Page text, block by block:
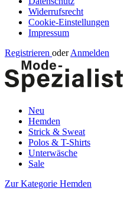
Widerrufsrecht
Cookie-Einstellungen
Impressum
Registrieren oder Anmelden
Neu
Hemden
Strick & Sweat
Polos & T-Shirts
Unterwäsche
Sale
Zur Kategorie Hemden